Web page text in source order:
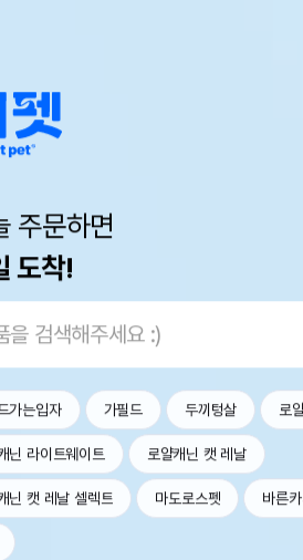
주문하면
도착!
가는입자 가필드 두끼텅살 로
닌 라이트웨이트 로얄캐닌 캣 레날
닌 캣 레날 셀렉트 마도로스펫 바른